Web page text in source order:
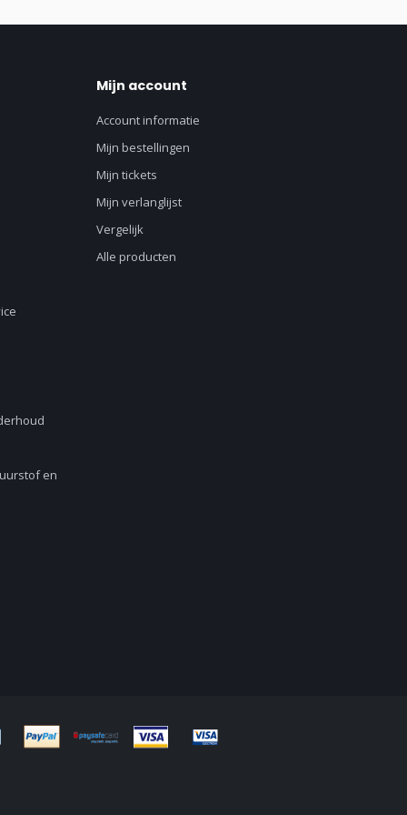
en
Mijn account
Account informatie
Mijn bestellingen
Mijn tickets
Mijn verlanglijst
Vergelijk
Alle producten